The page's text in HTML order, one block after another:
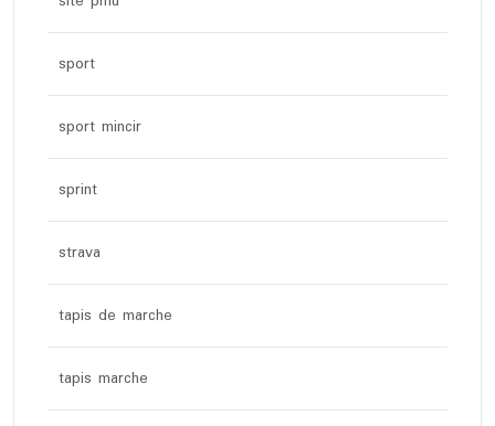
sport
sport mincir
sprint
strava
tapis de marche
tapis marche